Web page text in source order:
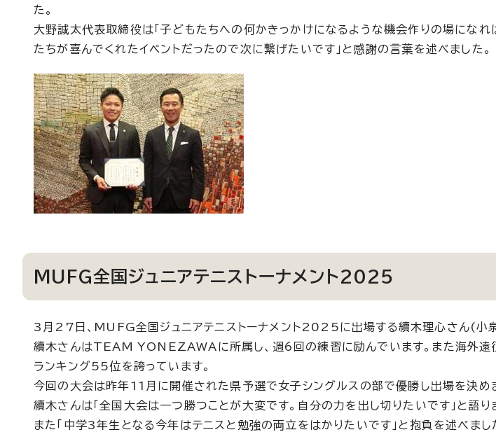
た。
大野誠太代表取締役は「子どもたちへの何かきっかけになるような機会作りの場になれ
たちが喜んでくれたイベントだったので次に繋げたいです」と感謝の言葉を述べました。
MUFG全国ジュニアテニストーナメント2025
3月27日、MUFG全国ジュニアテニストーナメント2025に出場する續木理心さん(小
續木さんはTEAM YONEZAWAに所属し、週6回の練習に励んでいます。また海外遠
ランキング55位を誇っています。
今回の大会は昨年11月に開催された県予選で女子シングルスの部で優勝し出場を決め
續木さんは「全国大会は一つ勝つことが大変です。自分の力を出し切りたいです」と語り
また「中学3年生となる今年はテニスと勉強の両立をはかりたいです」と抱負を述べまし